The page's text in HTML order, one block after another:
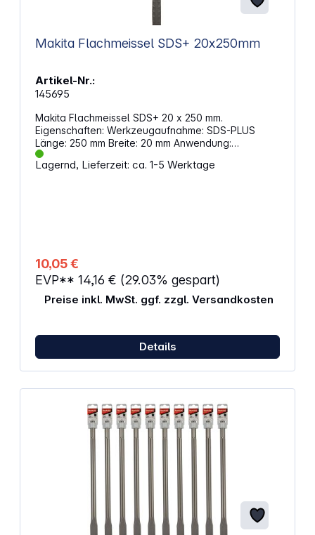
Makita Flachmeissel SDS+ 20x250mm
Artikel-Nr.:
145695
Makita Flachmeissel SDS+ 20 x 250 mm.
Eigenschaften: Werkzeugaufnahme: SDS-PLUS
Länge: 250 mm Breite: 20 mm Anwendung:
Allgemeine Meißel- und Abbrucharbeiten in Beton
und Mauerwerk
Lagernd, Lieferzeit: ca. 1-5 Werktage
10,05 €
EVP** 14,16 € (29.03% gespart)
Preise inkl. MwSt. ggf. zzgl. Versandkosten
Details